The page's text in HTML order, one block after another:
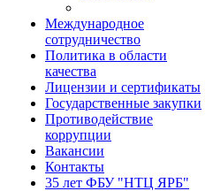
Международное
сотрудничество
Политика в области
качества
Лицензии и сертификаты
Государственные закупки
Противодействие
коррупции
Вакансии
Контакты
35 лет ФБУ "НТЦ ЯРБ"